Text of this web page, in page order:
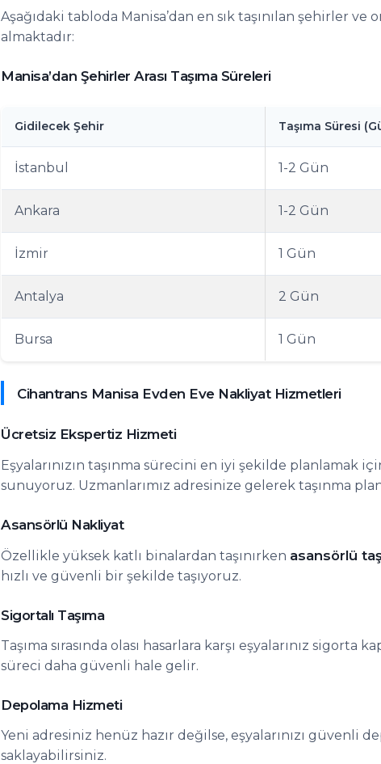
Aşağıdaki tabloda Manisa’dan en sık taşınılan şehirler ve
almaktadır:
Manisa’dan Şehirler Arası Taşıma Süreleri
Gidilecek Şehir Taşıma Süresi
İstanbul 1-2 Gün
Ankara 1-2 Gün
İzmir 1 Gün
Antalya 2 Gün
Bursa 1 Gün
Cihantrans Manisa Evden Eve Nakliyat Hizmetleri
Ücretsiz Ekspertiz Hizmeti
Eşyalarınızın taşınma sürecini en iyi şekilde planlamak
sunuyoruz. Uzmanlarımız adresinize gelerek taşınma
Asansörlü Nakliyat
Özellikle yüksek katlı binalardan taşınırken asansörlü
hızlı ve güvenli bir şekilde taşıyoruz.
Sigortalı Taşıma
Taşıma sırasında olası hasarlara karşı eşyalarınız sigorta
süreci daha güvenli hale gelir.
Depolama Hizmeti
Yeni adresiniz henüz hazır değilse, eşyalarınızı güvenli
saklayabilirsiniz.